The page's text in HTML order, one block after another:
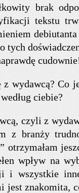
brak
tekstu
tych
z wydawcą? Co
ciebie?
czyli z
z branży
otrzymałam
wpływ na
i wszystkie
jest znakomita,